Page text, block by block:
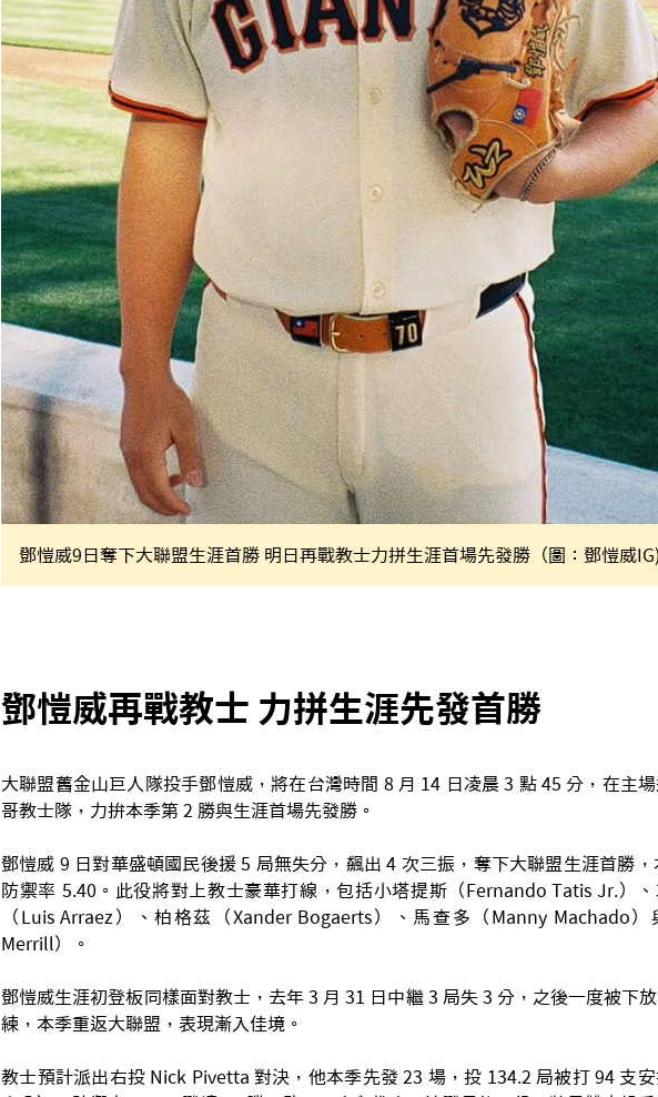
鄧愷威9日奪下大聯盟生涯首勝 明日再戰教士力拼生涯首場先發勝（圖：鄧愷威
鄧愷威再戰教士 力拼生涯先發首勝
大聯盟舊金山巨人隊投手鄧愷威，將在台灣時間 8 月 14 日凌晨 3 點 45 分，在主
哥教士隊，力拚本季第 2 勝與生涯首場先發勝。
鄧愷威 9 日對華盛頓國民後援 5 局無失分，飆出 4 次三振，奪下大聯盟生涯首勝
防禦率 5.40。此役將對上教士豪華打線，包括小塔提斯（Fernando Tatis Jr.）
（Luis Arraez）、柏格茲（Xander Bogaerts）、馬查多（Manny Machado
Merrill）。
鄧愷威生涯初登板同樣面對教士，去年 3 月 31 日中繼 3 局失 3 分，之後一度被下
練，本季重返大聯盟，表現漸入佳境。
教士預計派出右投 Nick Pivetta 對決，他本季先發 23 場，投 134.2 局被打 94 支